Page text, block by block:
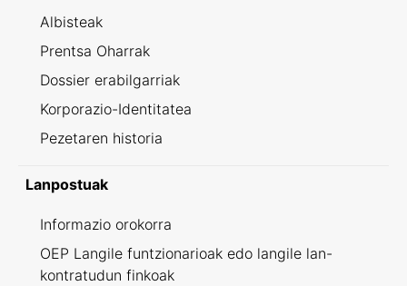
Albisteak
Prentsa Oharrak
Dossier erabilgarriak
Korporazio-Identitatea
Pezetaren historia
Lanpostuak
Informazio orokorra
OEP Langile funtzionarioak edo langile lan-
kontratudun finkoak